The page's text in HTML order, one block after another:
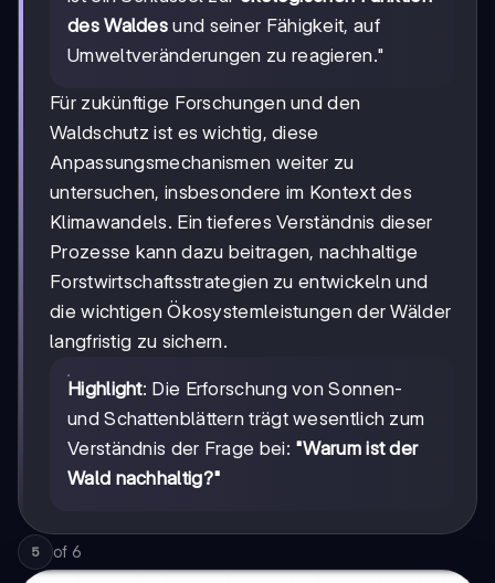
des Waldes und seiner Fähigkeit, auf
Umweltveränderungen zu reagieren."
Für zukünftige Forschungen und den
Waldschutz ist es wichtig, diese
Anpassungsmechanismen weiter zu
untersuchen, insbesondere im Kontext des
Klimawandels. Ein tieferes Verständnis dieser
Prozesse kann dazu beitragen, nachhaltige
Forstwirtschaftsstrategien zu entwickeln und
die wichtigen Ökosystemleistungen der Wälder
langfristig zu sichern.
Highlight: Die Erforschung von Sonnen-
und Schattenblättern trägt wesentlich zum
Verständnis der Frage bei: "Warum ist der
Wald nachhaltig?"
5 of 6